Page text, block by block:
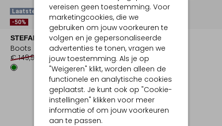
vereisen geen toestemming. Voor
marketingcookies, die we
gebruiken om jouw voorkeuren te
volgen en je gepersonaliseerde
advertenties te tonen, vragen we
jouw toestemming. Als je op
"Weigeren" klikt, worden alleen de
functionele en analytische cookies
geplaatst. Je kunt ook op "Cookie-
instellingen" klikken voor meer
informatie of om jouw voorkeuren
aan te passen.
Laatste Maten
-50%
STEFANO LAURAN
Boots
€ 149,95
€ 74,99
Laatste Item
-60%
STEFANO LAURAN
Lage sneakers
€ 149,99
+1